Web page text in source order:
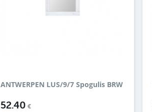
ANTWERPEN LUS/9/7 Spogulis BRW
52.40 €